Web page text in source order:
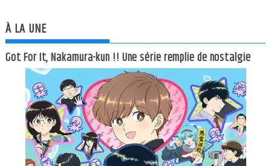
À LA UNE
Got For It, Nakamura-kun !! Une série remplie de nostalgie